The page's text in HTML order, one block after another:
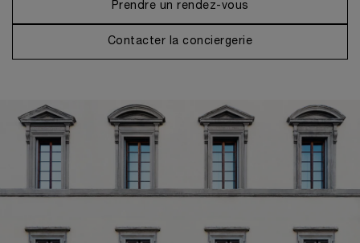
Prendre un rendez-vous
Contacter la conciergerie